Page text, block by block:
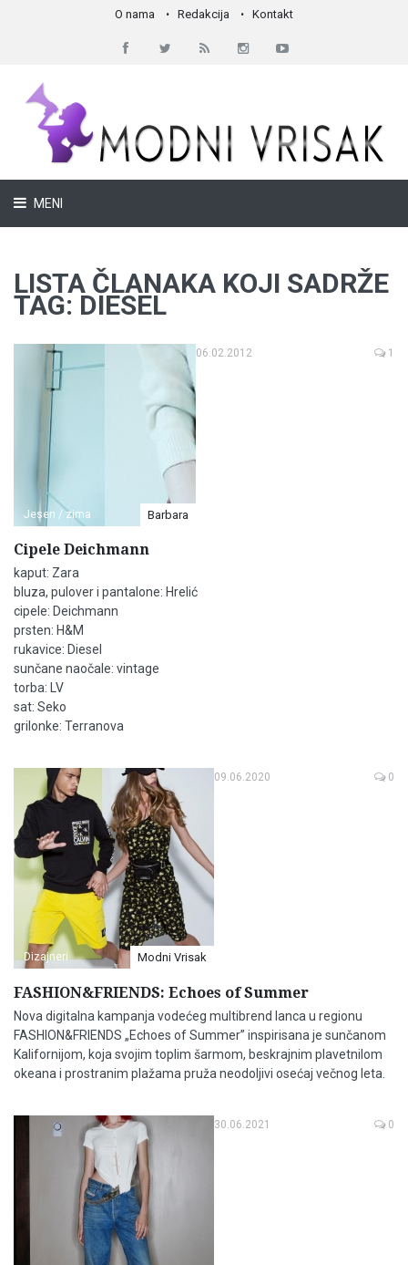
O nama Redakcija Kontakt
MENI
LISTA ČLANAKA KOJI SADRŽE
TAG: DIESEL
Jesen / zima Barbara
06.02.2012 1
Cipele Deichmann
kaput: Zara
bluza, pulover i pantalone: Hrelić
cipele: Deichmann
prsten: H&M
rukavice: Diesel
sunčane naočale: vintage
torba: LV
sat: Seko
grilonke: Terranova
Dizajneri Modni Vrisak
09.06.2020 0
FASHION&FRIENDS: Echoes of Summer
Nova digitalna kampanja vodećeg multibrend lanca u regionu
FASHION&FRIENDS „Echoes of Summer” inspirisana je sunčanom
Kalifornijom, koja svojim toplim šarmom, beskrajnim plavetnilom
okeana i prostranim plažama pruža neodoljivi osećaj večnog leta.
30.06.2021 0